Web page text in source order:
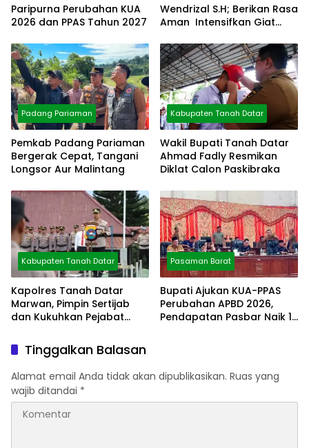
Paripurna Perubahan KUA
2026 dan PPAS Tahun 2027
Wendrizal S.H; Berikan Rasa
Aman Intensifkan Giat
Padang Pariaman
Pemkab Padang Pariaman
Bergerak Cepat, Tangani
Longsor Aur Malintang
Kabupaten Tanah Datar
Wakil Bupati Tanah Datar
Ahmad Fadly Resmikan
Diklat Calon Paskibraka
Kabupaten Tanah Datar
Kapolres Tanah Datar
Marwan, Pimpin Sertijab
dan Kukuhkan Pejabat
Pasaman Barat
Bupati Ajukan KUA-PPAS
Perubahan APBD 2026,
Pendapatan Pasbar Naik 15
Tinggalkan Balasan
Alamat email Anda tidak akan dipublikasikan. Ruas yang
wajib ditandai *